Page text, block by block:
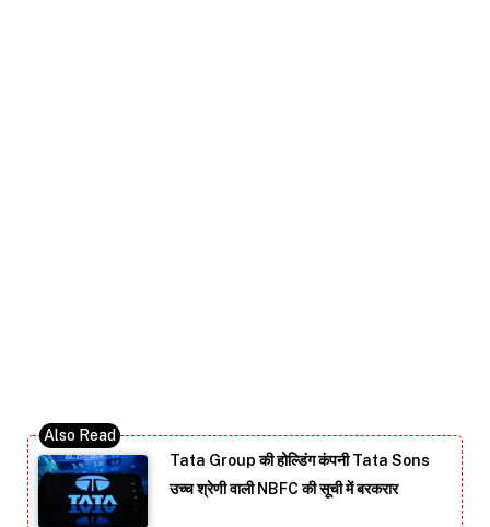
Tata Group की होल्डिंग कंपनी Tata Sons
उच्च श्रेणी वाली NBFC की सूची में बरकरार